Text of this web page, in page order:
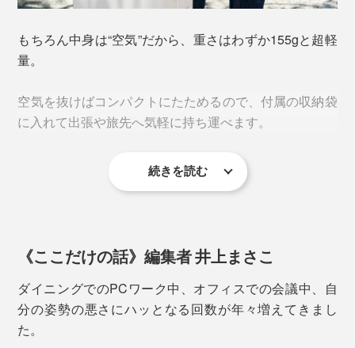
2. バルブのキャップを開けてから、ポンプ部分を
3. バルブの中央を指で押すと空気が抜けるので、
好みの硬さに微調整 ※使用時はバルプのキャプ
れています。
背中をサポートしたい方は少し上に、尾てい骨への負担
を和らげたい方は下の位置に。硬さや装着位置はお好み
でどうぞ。
もちろん中身は“空気”だから、重さはわずか155gと超軽
量。
空気を抜けばコンパクトにたためるので、付属の収納袋
に入れて出張や旅先へ気軽に持ち運べます。
続きを読む
《ここだけの話》編集者 井上まさこ
ダイニングでのPCワーク中、オフィスでの会議中、自
分の姿勢の悪さにハッとなる回数が年々増えてきまし
た。